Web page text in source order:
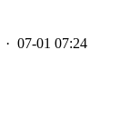
· 07-01 07:24